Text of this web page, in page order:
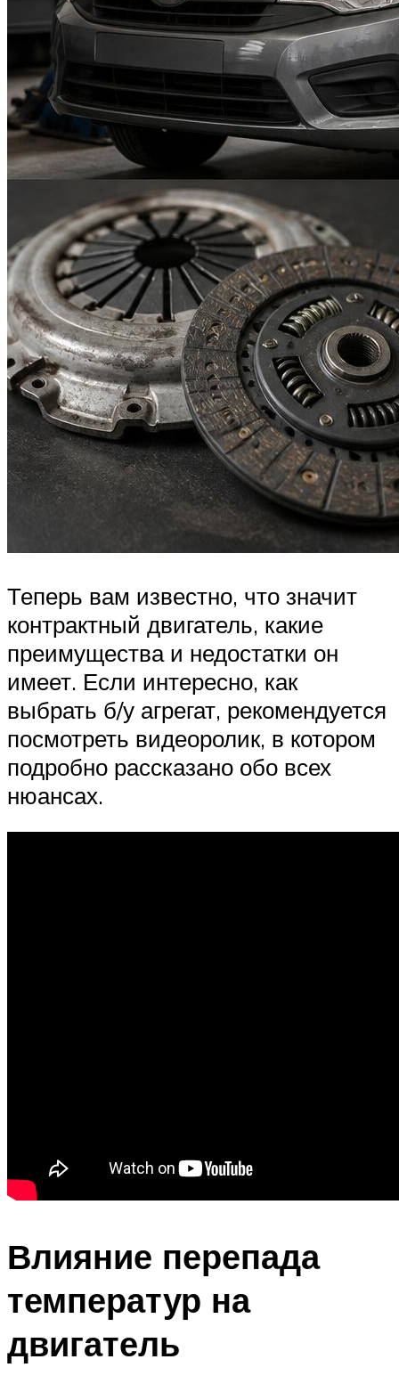
Теперь вам известно, что значит
контрактный двигатель, какие
преимущества и недостатки он
имеет. Если интересно, как
выбрать б/у агрегат, рекомендуется
посмотреть видеоролик, в котором
подробно рассказано обо всех
нюансах.
Влияние перепада
температур на
двигатель